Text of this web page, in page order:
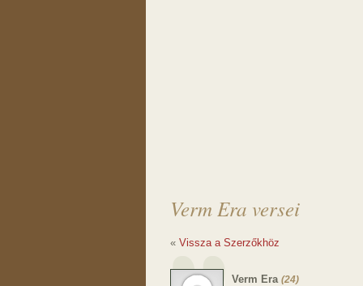
Verm Era versei
« Vissza a Szerzőkhöz
Verm Era (24)